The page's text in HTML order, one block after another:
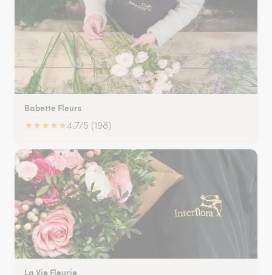
Babette Fleurs
★★★★★4.7/5 (198)
La Vie Fleurie